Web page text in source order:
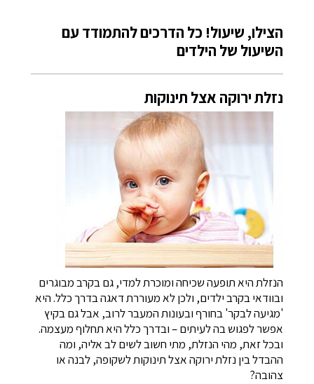
הצילו, שיעול! כל הדרכים להתמודד עם
השיעול של הילדים
נזלת ירוקה אצל תינוקות
הנזלת היא תופעה שכיחה ומוכרת למדי, גם בקרב מבוגרים
ובוודאי בקרב ילדים, ולכן לא מעוררת דאגה בדרך כלל. היא
'מגיעה לבקר' בחורף ובעונות המעבר לרוב, אבל גם בקיץ
אפשר לפגוש בה לעיתים – ובדרך כלל היא תחלוף מעצמה.
ובכל זאת, מהי הנזלת, מתי חשוב לשים לב אליה, ומה
ההבדל בין נזלת ירוקה אצל תינוקות לשקופה, לבנה או
צהובה?